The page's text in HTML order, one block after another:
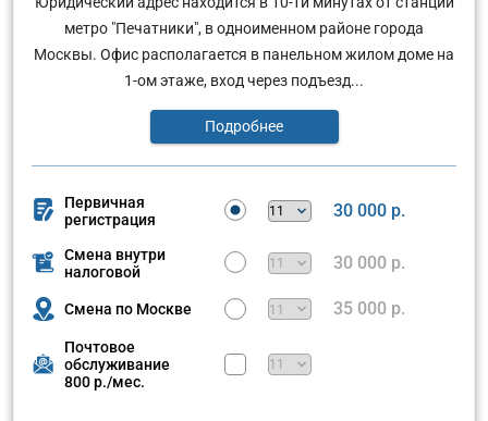
метро "Печатники", в одноименном районе города
Москвы. Офис располагается в панельном жилом доме на
1-ом этаже, вход через подъезд...
Подробнее
Первичная
регистрация
30 000 р.
Смена внутри
налоговой
30 000 р.
Смена по Москве 35 000 р.
Почтовое
обслуживание
800 р./мес.